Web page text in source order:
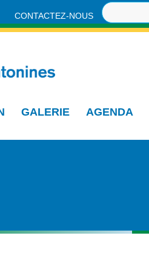
CONTACTEZ-NOUS
GALERIE AGENDA